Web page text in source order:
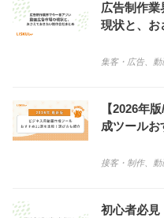
広告制作
現状と、お
集客・広告、 動
【2026年
成ツールお
接客・制作、 動
初心者必見